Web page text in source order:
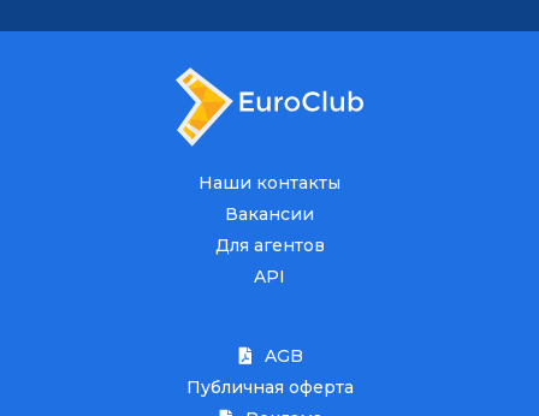
Наши контакты
Вакансии
Для агентов
API
AGB
Публичная оферта